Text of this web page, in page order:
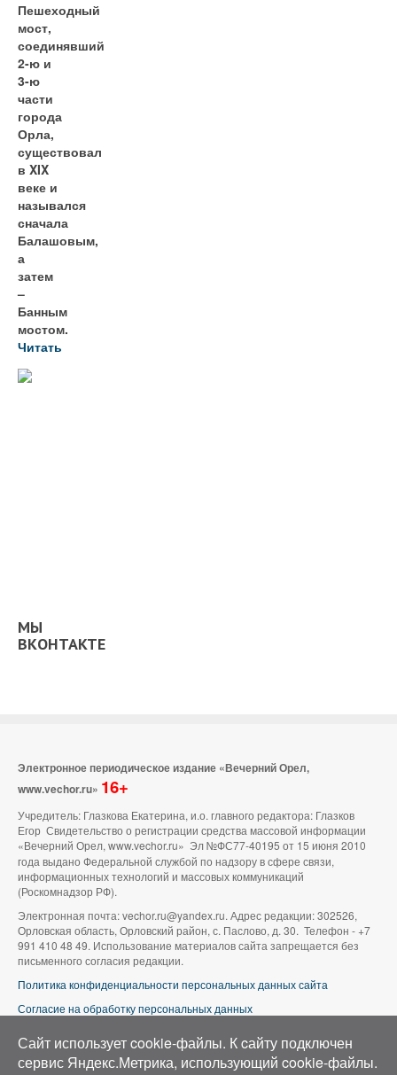
Пешеходный
мост,
соединявший
2-ю и
3-ю
части
города
Орла,
существовал
в XIX
веке и
назывался
сначала
Балашовым,
а
затем
–
Банным
мостом.
Читать
МЫ
ВКОНТАКТЕ
Электронное периодическое издание «Вечерний Орел,
www.vechor.ru» 16+
Учредитель: Глазкова Екатерина, и.о. главного редактора: Глазков
Егор Свидетельство о регистрации средства массовой информации
«Вечерний Орел, www.vechor.ru» Эл №ФС77-40195 от 15 июня 2010
года выдано Федеральной службой по надзору в сфере связи,
информационных технологий и массовых коммуникаций
(Роскомнадзор РФ).
Электронная почта: vechor.ru@yandex.ru. Адрес редакции: 302526,
Орловская область, Орловский район, с. Паслово, д. 30. Телефон - +7
991 410 48 49. Использование материалов сайта запрещается без
письменного согласия редакции.
Политика конфиденциальности персональных данных сайта
Согласие на обработку персональных данных
Аэросъемка в Орле»
Сайт использует cookie-файлы. К cайту подключен
сервис Яндекс.Метрика, использующий cookie-файлы.